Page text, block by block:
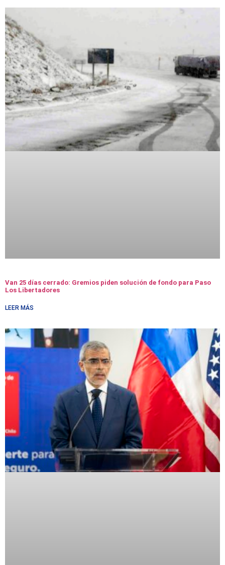
Van 25 días cerrado: Gremios piden solución de fondo para Paso
Los Libertadores
LEER MÁS